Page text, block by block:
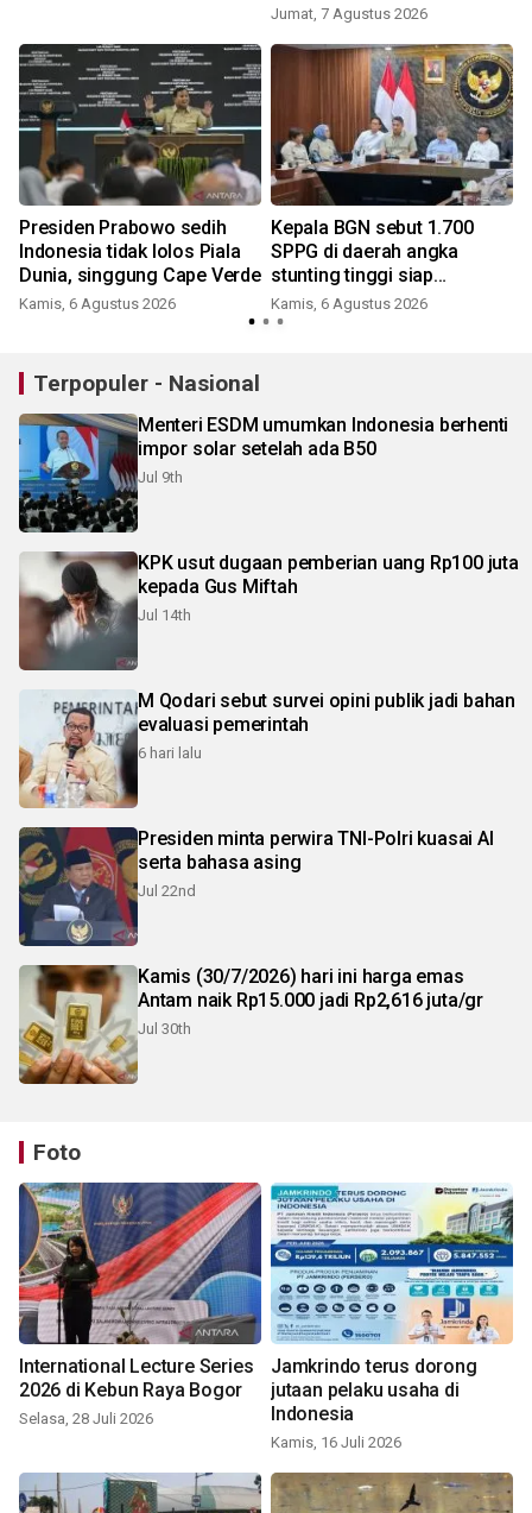
Jumat, 7 Agustus 2026
Presiden Prabowo sedih
Indonesia tidak lolos Piala
Dunia, singgung Cape Verde
Kamis, 6 Agustus 2026
Kepala BGN sebut 1.700
SPPG di daerah angka
stunting tinggi siap
beroperasi
Kamis, 6 Agustus 2026
Terpopuler - Nasional
Menteri ESDM umumkan Indonesia berhenti
impor solar setelah ada B50
Jul 9th
KPK usut dugaan pemberian uang Rp100 juta
kepada Gus Miftah
Jul 14th
M Qodari sebut survei opini publik jadi bahan
evaluasi pemerintah
6 hari lalu
Presiden minta perwira TNI-Polri kuasai AI
serta bahasa asing
Jul 22nd
Kamis (30/7/2026) hari ini harga emas
Antam naik Rp15.000 jadi Rp2,616 juta/gr
Jul 30th
Foto
International Lecture Series
2026 di Kebun Raya Bogor
Selasa, 28 Juli 2026
Jamkrindo terus dorong
jutaan pelaku usaha di
Indonesia
Kamis, 16 Juli 2026